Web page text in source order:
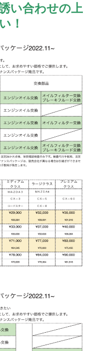
い合わせの上
！